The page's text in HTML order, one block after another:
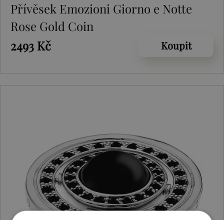
Přívěsek Emozioni Giorno e Notte
Rose Gold Coin
2493 Kč
Koupit